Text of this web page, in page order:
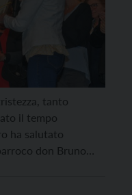
tanto
il tempo
ha salutato
don Bruno